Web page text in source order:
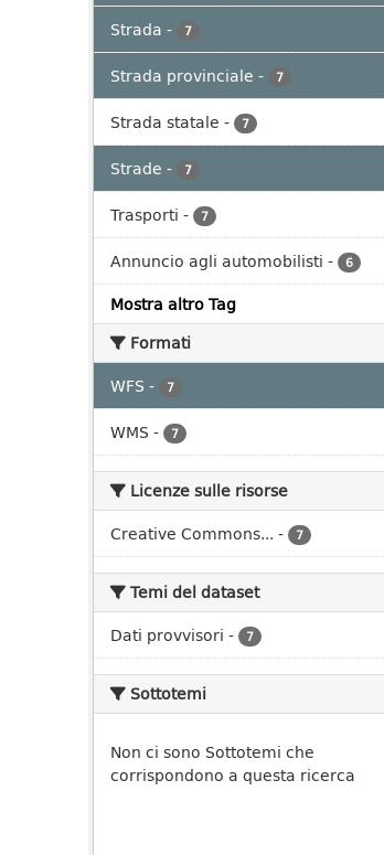
Strada - 7
Strada provinciale - 7
Strada statale - 7
Strade - 7
Trasporti - 7
Annuncio agli automobilisti - 6
Mostra altro Tag
Formati
WFS - 7
WMS - 7
Licenze sulle risorse
Creative Commons... - 7
Temi del dataset
Dati provvisori - 7
Sottotemi
Non ci sono Sottotemi che
corrispondono a questa ricerca